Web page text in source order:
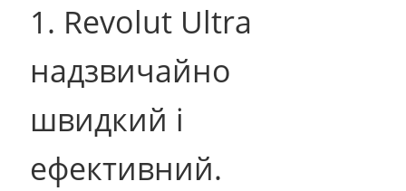
1. Revolut Ultra
надзвичайно
швидкий і
ефективний.